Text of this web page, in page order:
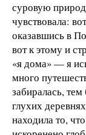
суровую
чувствовала:
оказавшись в
вот к этому и
«я дома» — я
много
забиралась,
глухих
находила то,